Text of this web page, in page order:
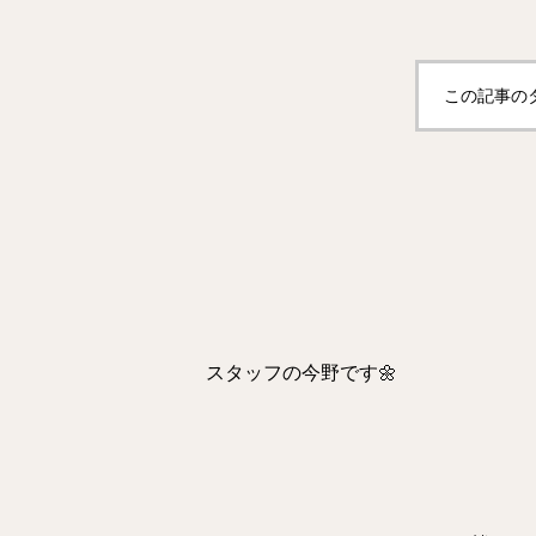
この記事の
スタッフの今野です🌼